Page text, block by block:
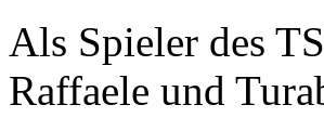
Als Spieler des
Raffaele und